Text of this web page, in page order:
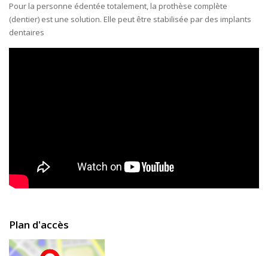
Pour la personne édentée totalement, la prothèse complète
(dentier) est une solution. Elle peut être stabilisée par des implants
dentaires
Plan d'accès